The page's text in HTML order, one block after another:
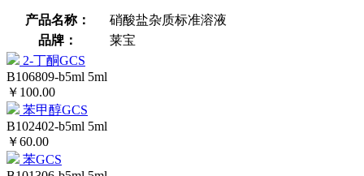
产品名称：
硝酸盐杂质标准溶液
品牌：
莱宝
2-丁酮GCS
B106809-b5ml 5ml
￥100.00
苯甲醇GCS
B102402-b5ml 5ml
￥60.00
苯GCS